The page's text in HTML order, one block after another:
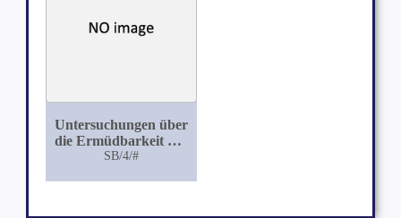
Untersuchungen über
die Ermüdbarkeit des
markhaltigen Nerven
SB/4/#